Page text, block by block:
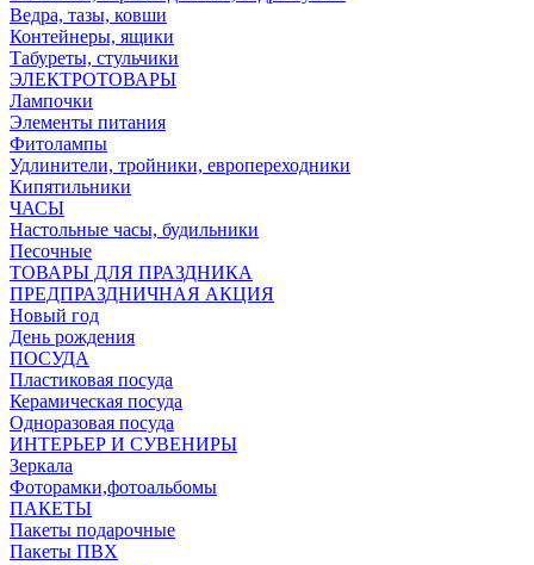
Ведра, тазы, ковши
Контейнеры, ящики
Табуреты, стульчики
ЭЛЕКТРОТОВАРЫ
Лампочки
Элементы питания
Фитолампы
Удлинители, тройники, европереходники
Кипятильники
ЧАСЫ
Настольные часы, будильники
Песочные
ТОВАРЫ ДЛЯ ПРАЗДНИКА
ПРЕДПРАЗДНИЧНАЯ АКЦИЯ
Новый год
День рождения
ПОСУДА
Пластиковая посуда
Керамическая посуда
Одноразовая посуда
ИНТЕРЬЕР И СУВЕНИРЫ
Зеркала
Фоторамки,фотоальбомы
ПАКЕТЫ
Пакеты подарочные
Пакеты ПВХ